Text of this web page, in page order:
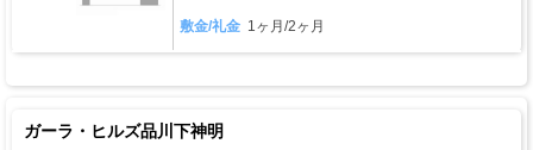
敷金/礼金 1ヶ月/2ヶ月
ガーラ・ヒルズ品川下神明